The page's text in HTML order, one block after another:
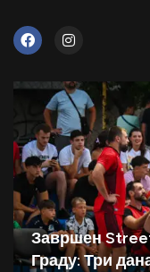
Завршен
Граду: Три